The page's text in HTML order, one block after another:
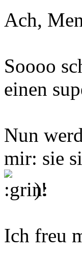
Ach,
Soooo
einen
Nun
mir: sie
)!
Ich freu